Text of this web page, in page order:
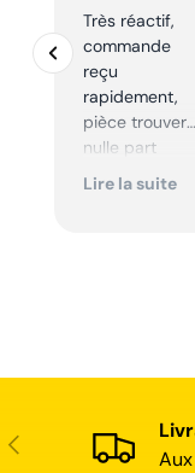
Très réactif,
commande
reçu
rapidement,
pièce trouver
nulle part
ailleurs et
Lire la suite
Précédent